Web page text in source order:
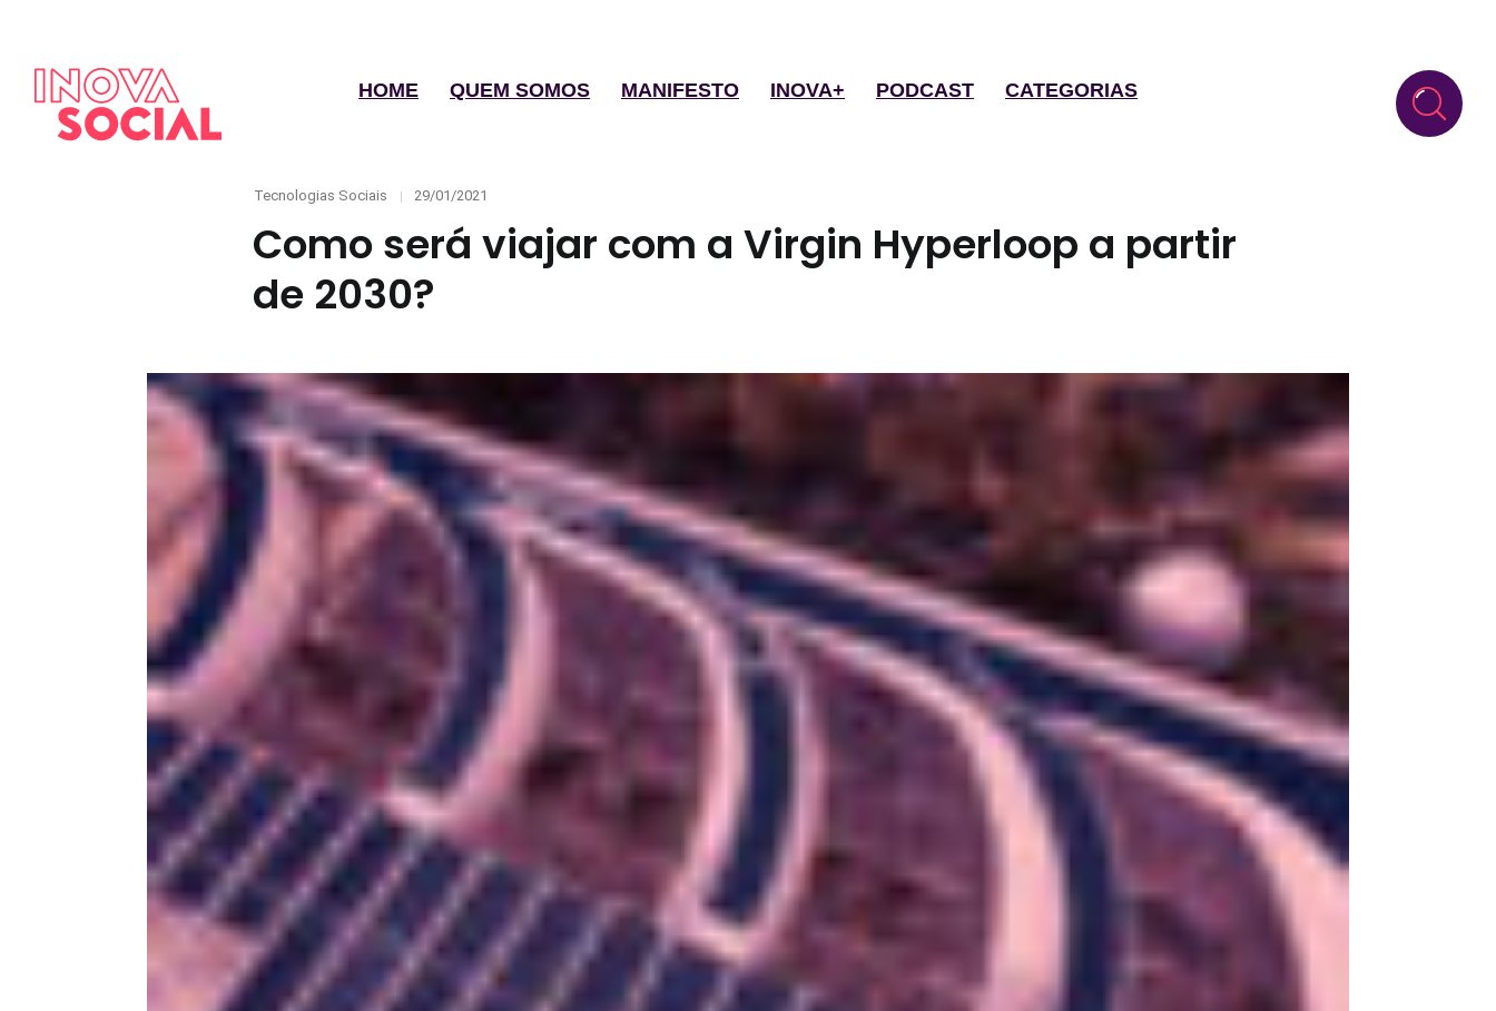
HOME QUEM SOMOS MANIFESTO INOVA+ PODCAST CATEGORIAS
Categories
Tecnologias Sociais
Posted
29/01/2021
Como será viajar com a Virgin Hyperloop a partir
de 2030?